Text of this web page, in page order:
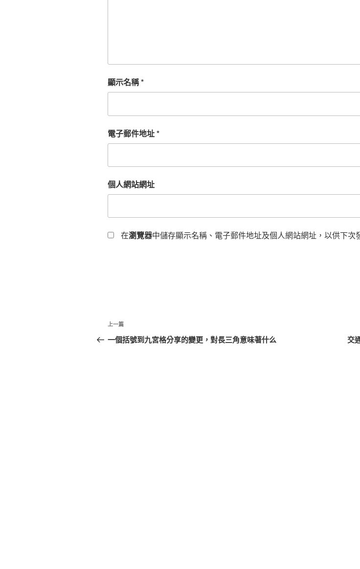
顯示名稱*
電子郵件地址*
個人網站網址
在瀏覽器中儲存顯示名稱、電子郵件地址及個人網站網址，以供下次
文
章
上
一
上一篇
一個括號到九宮格分享的變更，對長三角意味著什么 交